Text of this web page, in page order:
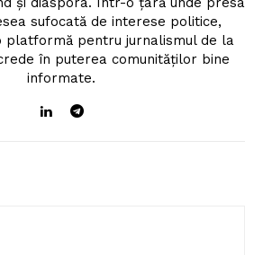
sufocată de interese politice,
platformă pentru jurnalismul de la
în puterea comunităților bine
informate.